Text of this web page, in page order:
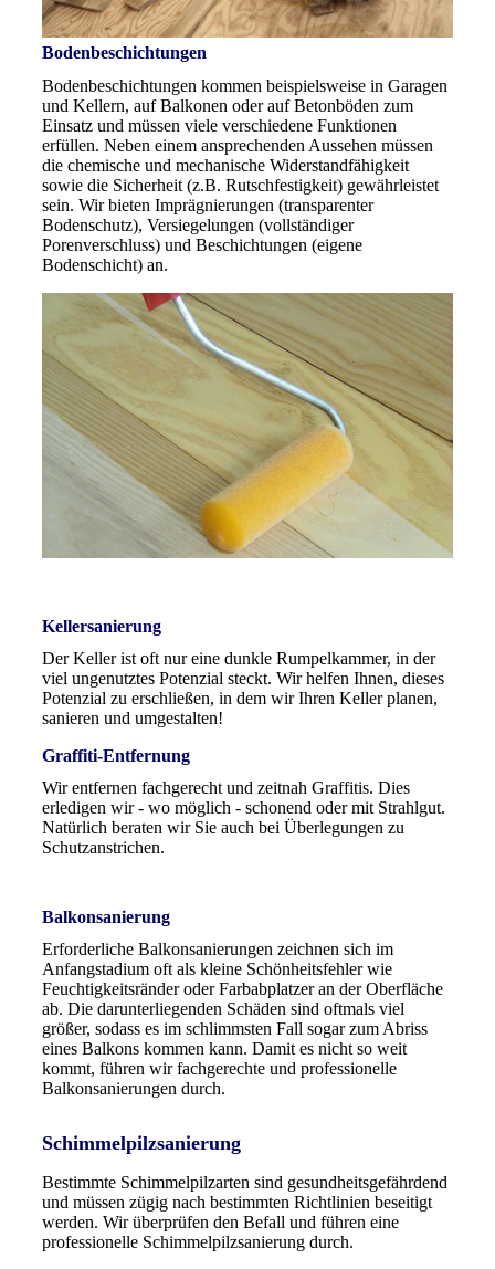
Bodenbeschichtungen
Bodenbeschichtungen kommen beispielsweise in Garagen
und Kellern, auf Balkonen oder auf Betonböden zum
Einsatz und müssen viele verschiedene Funktionen
erfüllen. Neben einem ansprechenden Aussehen müssen
die chemische und mechanische Widerstandfähigkeit
sowie die Sicherheit (z.B. Rutschfestigkeit) gewährleistet
sein. Wir bieten Imprägnierungen (transparenter
Bodenschutz), Versiegelungen (vollständiger
Porenverschluss) und Beschichtungen (eigene
Bodenschicht) an.
Kellersanierung
Der Keller ist oft nur eine dunkle Rumpelkammer, in der
viel ungenutztes Potenzial steckt. Wir helfen Ihnen, dieses
Potenzial zu erschließen, in dem wir Ihren Keller planen,
sanieren und umgestalten!
Graffiti-Entfernung
Wir entfernen fachgerecht und zeitnah Graffitis. Dies
erledigen wir - wo möglich - schonend oder mit Strahlgut.
Natürlich beraten wir Sie auch bei Überlegungen zu
Schutzanstrichen.
Balkonsanierung
Erforderliche Balkonsanierungen zeichnen sich im
Anfangstadium oft als kleine Schönheitsfehler wie
Feuchtigkeitsränder oder Farbabplatzer an der Oberfläche
ab. Die darunterliegenden Schäden sind oftmals viel
größer, sodass es im schlimmsten Fall sogar zum Abriss
eines Balkons kommen kann. Damit es nicht so weit
kommt, führen wir fachgerechte und professionelle
Balkonsanierungen durch.
Schimmelpilzsanierung
Bestimmte Schimmelpilzarten sind gesundheitsgefährdend
und müssen zügig nach bestimmten Richtlinien beseitigt
werden. Wir überprüfen den Befall und führen eine
professionelle Schimmelpilzsanierung durch.